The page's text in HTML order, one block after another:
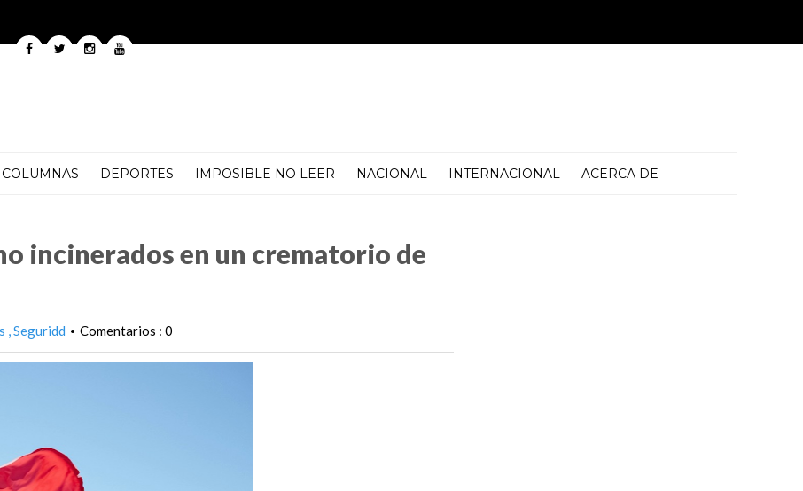
COLUMNAS DEPORTES IMPOSIBLE NO LEER NACIONAL INTERNACIONAL ACERCA DE
incinerados en un crematorio de
Seguridd • Comentarios : 0